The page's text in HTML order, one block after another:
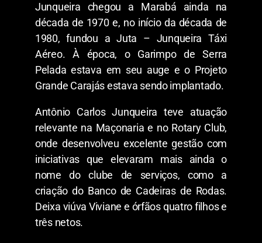
Junqueira chegou a Marabá ainda na
década de 1970 e, no início da década de
1980, fundou a Juta – Junqueira Táxi
Aéreo. À época, o Garimpo de Serra
Pelada estava em seu auge e o Projeto
Grande Carajás estava sendo implantado.
Antônio Carlos Junqueira teve atuação
relevante na Maçonaria e no Rotary Club,
onde desenvolveu excelente gestão com
iniciativas que elevaram mais ainda o
nome do clube de serviços, como a
criação do Banco de Cadeiras de Rodas.
Deixa viúva Viviane e órfãos quatro filhos e
três netos.